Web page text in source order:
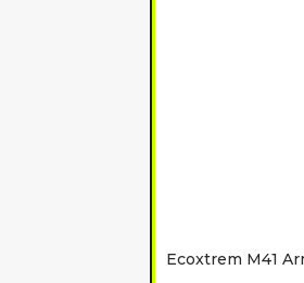
Ecoxtrem M41